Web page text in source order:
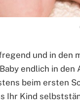
und in den
endlich in
beim ersten
Ihr Kind